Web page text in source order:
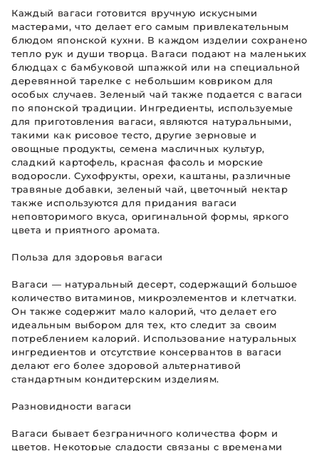
Каждый вагаси готовится вручную искусными
мастерами, что делает его самым привлекательным
блюдом японской кухни. В каждом изделии сохранено
тепло рук и души творца. Вагаси подают на маленьких
блюдцах с бамбуковой шпажкой или на специальной
деревянной тарелке с небольшим ковриком для
особых случаев. Зеленый чай также подается с вагаси
по японской традиции. Ингредиенты, используемые
для приготовления вагаси, являются натуральными,
такими как рисовое тесто, другие зерновые и
овощные продукты, семена масличных культур,
сладкий картофель, красная фасоль и морские
водоросли. Сухофрукты, орехи, каштаны, различные
травяные добавки, зеленый чай, цветочный нектар
также используются для придания вагаси
неповторимого вкуса, оригинальной формы, яркого
цвета и приятного аромата.
Польза для здоровья вагаси
Вагаси — натуральный десерт, содержащий большое
количество витаминов, микроэлементов и клетчатки.
Он также содержит мало калорий, что делает его
идеальным выбором для тех, кто следит за своим
потреблением калорий. Использование натуральных
ингредиентов и отсутствие консервантов в вагаси
делают его более здоровой альтернативой
стандартным кондитерским изделиям.
Разновидности вагаси
Вагаси бывает безграничного количества форм и
цветов. Некоторые сладости связаны с временами